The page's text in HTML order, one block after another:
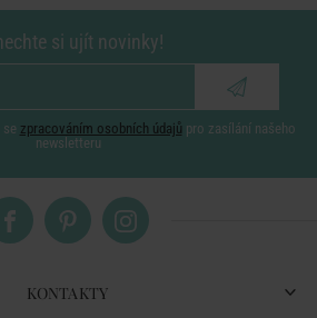
si ujít novinky!
zpracováním osobních údajů pro zasílání našeho
newsletteru
KONTAKTY